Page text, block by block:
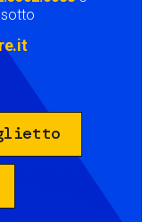
sotto